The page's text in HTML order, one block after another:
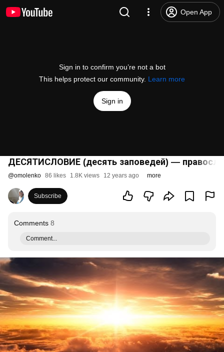
Open App
Sign in to confirm you’re not a bot
This helps protect our community. Learn more
Sign in
ДЕСЯТИСЛОВИЕ (десять заповедей) —
@omolenko 86 likes 1.8K views 12 years ago more
Subscribe
Comments 8
Comment...